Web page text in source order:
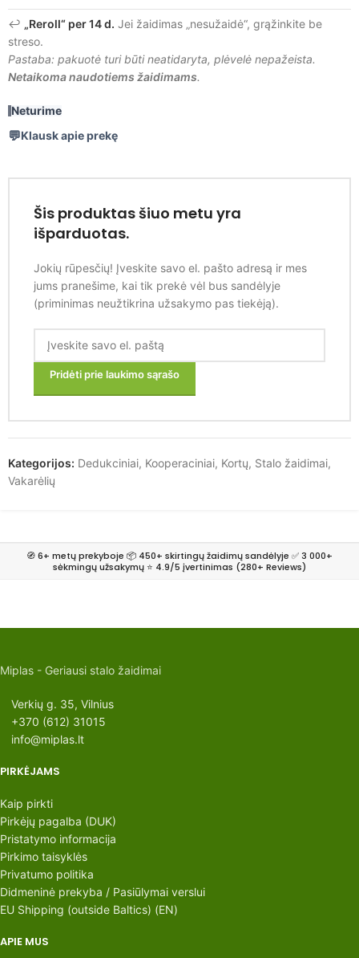
↩️ „Reroll“ per 14 d. Jei žaidimas „nesužaidė“, grąžinkite be
streso.
Pastaba: pakuotė turi būti neatidaryta, plėvelė nepažeista.
Netaikoma naudotiems žaidimams.
Neturime
Klausk apie prekę
Šis produktas šiuo metu yra
išparduotas.
Jokių rūpesčių! Įveskite savo el. pašto adresą ir mes
jums pranešime, kai tik prekė vėl bus sandėlyje
(priminimas neužtikrina užsakymo pas tiekėją).
Pridėti prie laukimo sąrašo
Kategorijos: Dedukciniai, Kooperaciniai, Kortų, Stalo žaidimai,
Vakarėlių
🧭 6+ metų prekyboje 📦 450+ skirtingų žaidimų sandėlyje ✅ 3 000+
sėkmingų užsakymų ⭐ 4.9/5 įvertinimas (280+ Reviews)
Miplas - Geriausi stalo žaidimai
Verkių g. 35, Vilnius
+370 (612) 31015
info@miplas.lt
PIRKĖJAMS
Kaip pirkti
Pirkėjų pagalba (DUK)
Pristatymo informacija
Pirkimo taisyklės
Privatumo politika
Didmeninė prekyba / Pasiūlymai verslui
EU Shipping (outside Baltics) (EN)
APIE MUS